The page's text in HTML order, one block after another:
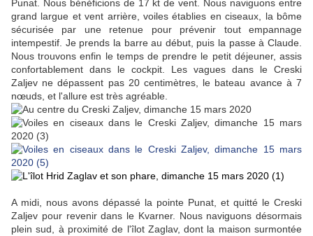
Punat. Nous bénéficions de 17 kt de vent. Nous naviguons entre
grand largue et vent arrière, voiles établies en ciseaux, la bôme
sécurisée par une retenue pour prévenir tout empannage
intempestif. Je prends la barre au début, puis la passe à Claude.
Nous trouvons enfin le temps de prendre le petit déjeuner, assis
confortablement dans le cockpit. Les vagues dans le Creski
Zaljev ne dépassent pas 20 centimètres, le bateau avance à 7
nœuds, et l'allure est très agréable.
A midi, nous avons dépassé la pointe Punat, et quitté le Creski
Zaljev pour revenir dans le Kvarner. Nous naviguons désormais
plein sud, à proximité de l'îlot Zaglav, dont la maison surmontée